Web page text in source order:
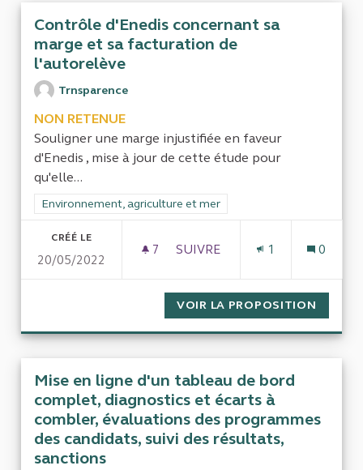
Contrôle d'Enedis concernant sa
marge et sa facturation de
l'autorelève
Trnsparence
NON RETENUE
Souligner une marge injustifiée en faveur
d'Enedis , mise à jour de cette étude pour
qu'elle...
Filtrer les résultats de la catégorie : Environnement,
Environnement, agriculture et mer
CRÉÉ LE
20/05/2022
7 7 ABONNÉS
SUIVRE
1 0
VOIR LA PROPOSITION
Mise en ligne d'un tableau de bord
complet, diagnostics et écarts à
combler, évaluations des programmes
des candidats, suivi des résultats,
sanctions